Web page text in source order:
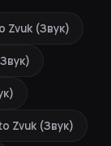
Zvuk (Звук)
Zvuk (Звук)